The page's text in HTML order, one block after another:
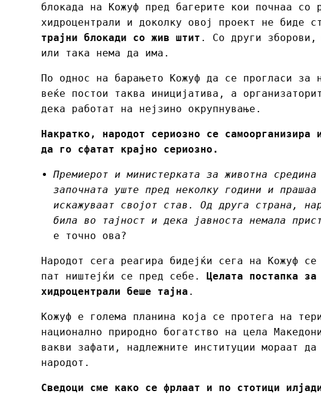
блокада на Кожуф пред багерите кои почнаа со
хидроцентрали и доколку овој проект не биде
трајни блокади со жив штит . Со други зборови,
или така нема да има.
По однос на барањето Кожуф да се прогласи за
веќе постои таква иницијатива, а
дека работат на нејзино окрупнување.
Накратко, народот сериозно се самоорганизира
да го сфатат крајно сериозно.
Премиерот и министерката за животна
започната уште пред неколку години и
искажуваат својот став. Од друга страна,
била во тајност и дека јавноста немала
е точно ова?
Народот сега реагира бидејќи сега на Кожуф
пат ништејќи се пред себе. Целата постапка
хидроцентрали беше тајна .
Кожуф е голема планина која се протега на
национално природно богатство на цела
вакви зафати, надлежните институции мораат
народот.
Сведоци сме како се фрлаат и по стотици